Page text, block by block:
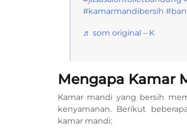
#kamarmandibersih
♬ som original – K
Mengapa Kamar
Kamar mandi yang bersih
kenyamanan. Berikut
kamar mandi: